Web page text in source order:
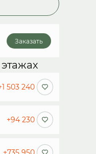
Заказать
503 240
+94 230